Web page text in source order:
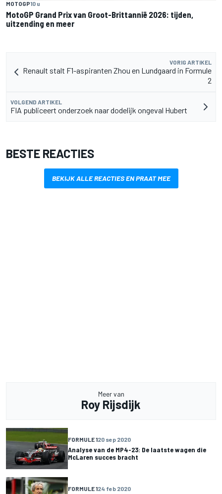
MOTOGP10 u
MotoGP Grand Prix van Groot-Brittannië 2026: tijden,
uitzending en meer
VORIG ARTIKEL
Renault stalt F1-aspiranten Zhou en Lundgaard in Formule
2
VOLGEND ARTIKEL
FIA publiceert onderzoek naar dodelijk ongeval Hubert
BESTE REACTIES
BEKIJK ALLE REACTIES EN PRAAT MEE
Meer van
Roy Rijsdijk
FORMULE 120 sep 2020
Analyse van de MP4-23: De laatste wagen die
McLaren succes bracht
FORMULE 124 feb 2020